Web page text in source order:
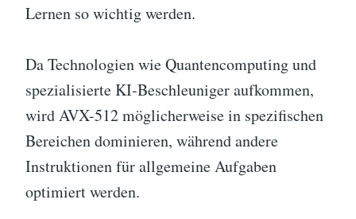
Lernen so wichtig werden.
Da Technologien wie Quantencomputing und
spezialisierte KI-Beschleuniger aufkommen,
wird AVX-512 möglicherweise in spezifischen
Bereichen dominieren, während andere
Instruktionen für allgemeine Aufgaben
optimiert werden.